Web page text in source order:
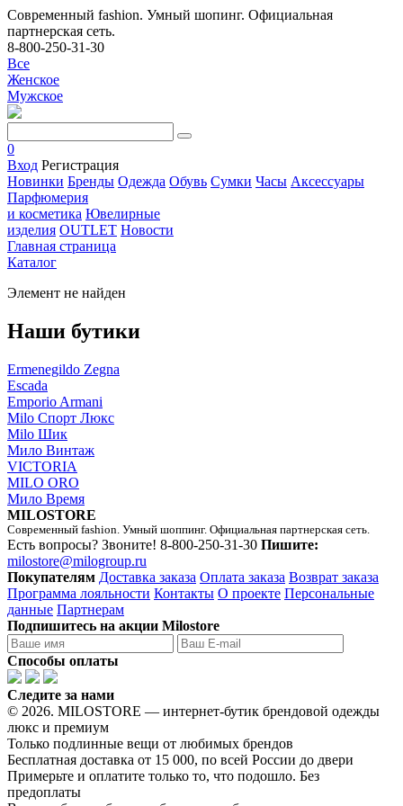
Современный fashion. Умный шопинг. Официальная
партнерская сеть.
8-800-250-31-30
Все
Женское
Мужское
0
Вход Регистрация
Новинки Бренды Одежда Обувь Сумки Часы Аксессуары
Парфюмерия
и косметика Ювелирные
изделия OUTLET Новости
Главная страница
Каталог
Элемент не найден
Наши бутики
Ermenegildo Zegna
Escada
Emporio Armani
Milo Спорт Люкс
Milo Шик
Мило Винтаж
VICTORIA
MILO ORO
Мило Время
MILOSTORE
Современный fashion. Умный шоппинг. Официальная партнерская сеть.
Есть вопросы? Звоните! 8-800-250-31-30 Пишите:
milostore@milogroup.ru
Покупателям Доставка заказа Оплата заказа Возврат заказа
Программа лояльности Контакты О проекте Персональные
данные Партнерам
Подпишитесь на акции Milostore
Способы оплаты
Следите за нами
© 2026. MILOSTORE — интернет-бутик брендовой одежды
люкс и премиум
Только подлинные вещи от любимых брендов
Бесплатная доставка от 15 000, по всей России до двери
Примерьте и оплатите только то, что подошло. Без
предоплаты